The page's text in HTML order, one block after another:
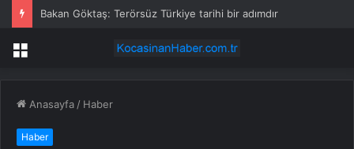
Bakan Göktaş: Terörsüz Türkiye tarihi bir adımdır
Menü
Anasayfa / Haber
Haber